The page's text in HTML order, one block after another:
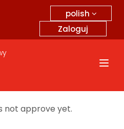
polish
Zaloguj
not approve yet.